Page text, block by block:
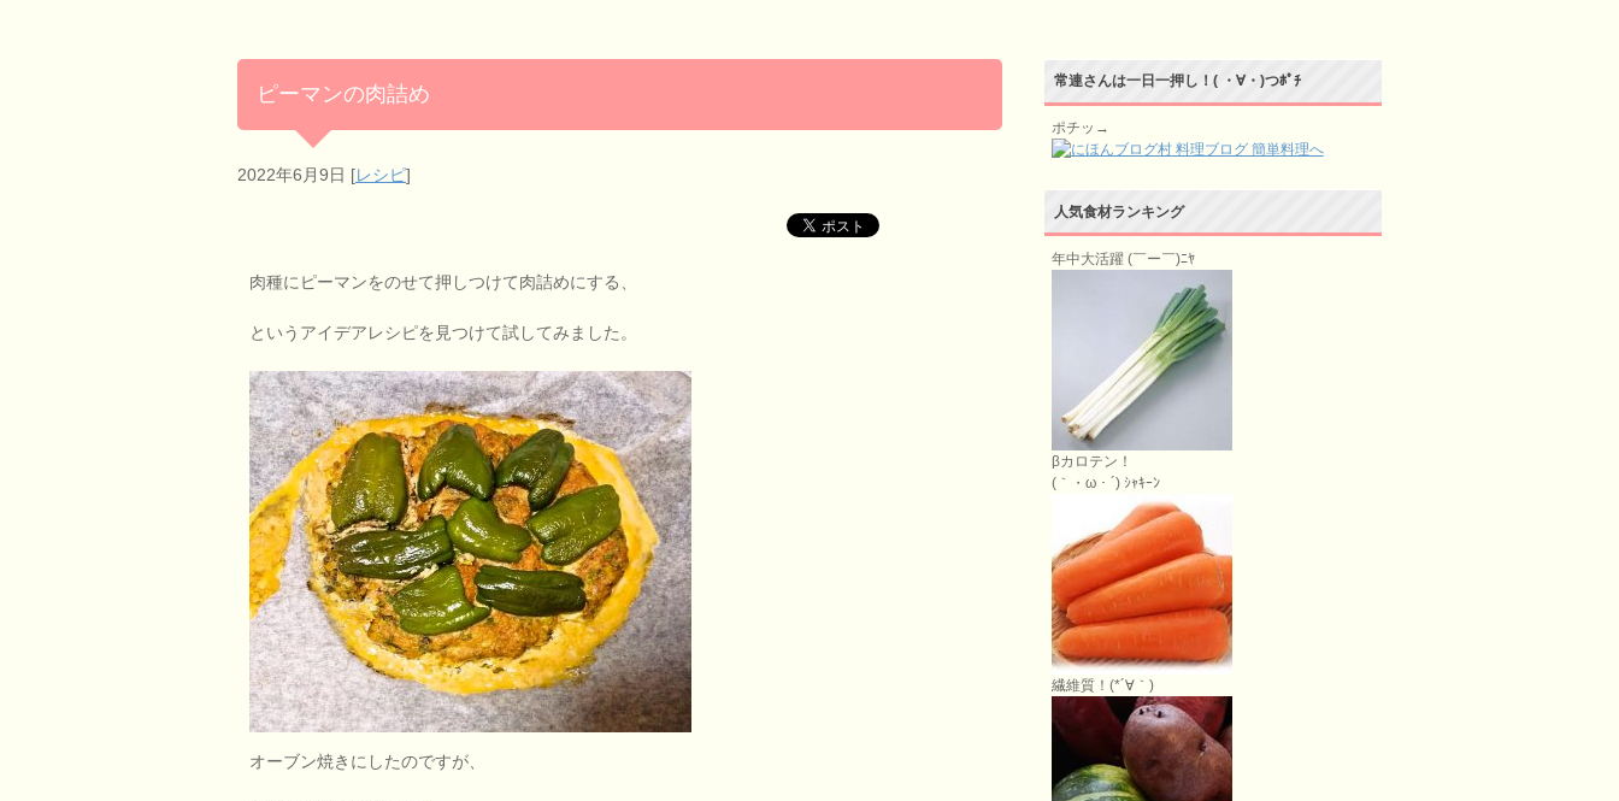
ピーマンの肉詰め
2022年6月9日 [レシピ]
肉種にピーマンをのせて押しつけて肉詰めにする、
というアイデアレシピを見つけて試してみました。
オーブン焼きにしたのですが、
常連さんは一日一押し！( ・∀・)つﾎﾟﾁ
ポチッ→
人気食材ランキング
年中大活躍 (￣ー￣)ﾆﾔ
βカロテン！
(｀・ω・´) ｼｬｷｰﾝ
繊維質！(*´∀｀)